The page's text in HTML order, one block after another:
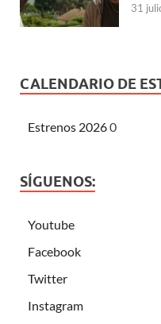
31
CALENDARIO DE
Estrenos 20260
SÍGUENOS:
Youtube
Facebook
Twitter
Instagram